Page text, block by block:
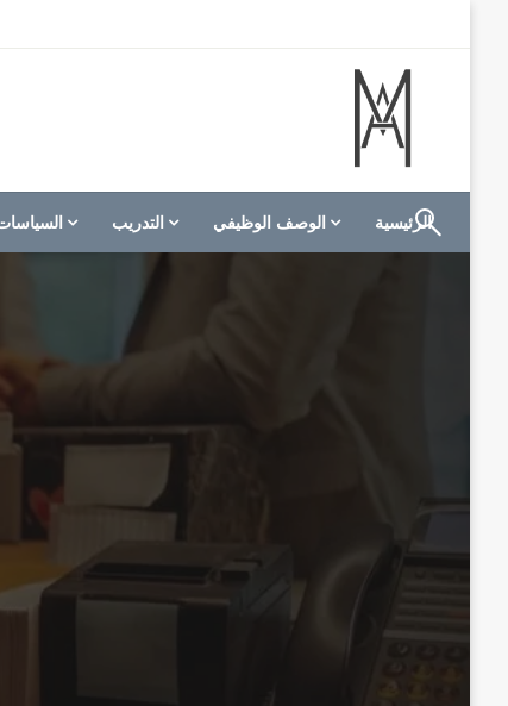
M A hotels | إم ايه هوتيلز
الموقع الأول للعاملين في الفنادق في العالم العربي
الرئيسية الوصف الوظيفي التدريب